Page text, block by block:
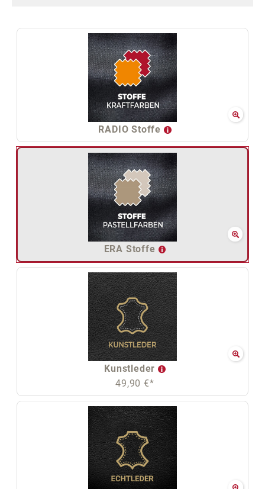
RADIO Stoffe
ERA Stoffe
Kunstleder
49,90 €*